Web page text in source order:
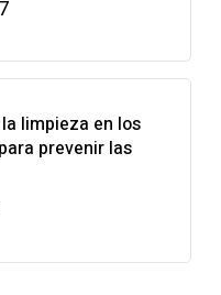
limpieza en los
prevenir las